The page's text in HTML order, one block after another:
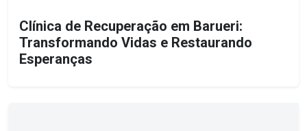
Clínica de Recuperação em Barueri:
Transformando Vidas e Restaurando
Esperanças